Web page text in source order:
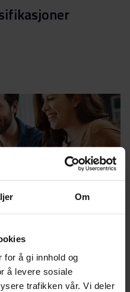
Om
for å gi innhold og
å levere sosiale
trafikken vår. Vi deler